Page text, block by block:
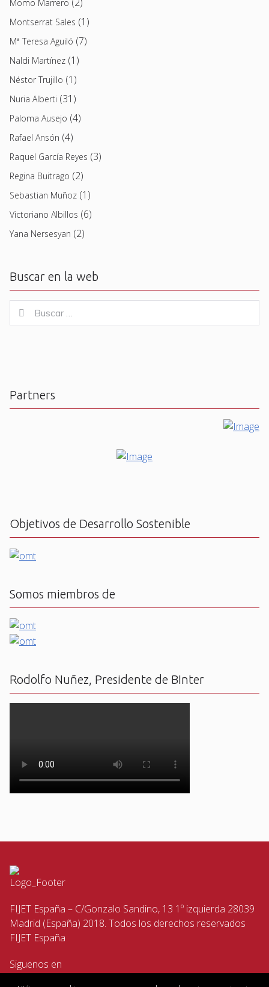
Momo Marrero
Montserrat Sales (1)
Mª Teresa Aguiló (7)
Naldi Martínez (1)
Néstor Trujillo (1)
Nuria Alberti (31)
Paloma Ausejo (4)
Rafael Ansón (4)
Raquel García Reyes (3)
Regina Buitrago (2)
Sebastian Muñoz (1)
Victoriano Albillos (6)
Yana Nersesyan (2)
Buscar en la web
for:
Buscar
Partners
Objetivos de Desarrollo Sostenible
Somos miembros de
Rodolfo Nuñez, Presidente de BInter
FIJET España – C/Gonzalo Sandino, 13 1º izquierda 28039
Madrid (España) 2018. Todos los derechos reservados
FIJET España
Siguenos en